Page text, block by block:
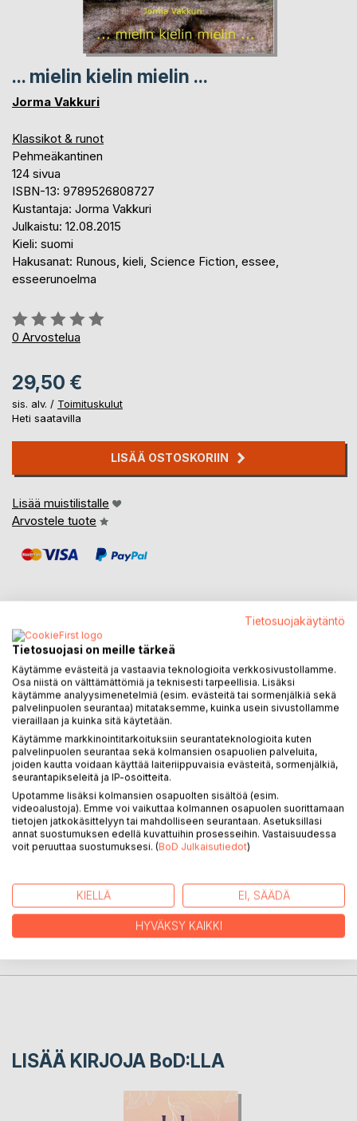
... mielin kielin mielin ...
Jorma Vakkuri
Klassikot & runot
Pehmeäkantinen
124 sivua
ISBN-13: 9789526808727
Kustantaja: Jorma Vakkuri
Julkaistu: 12.08.2015
Kieli: suomi
Hakusanat: Runous, kieli, Science Fiction, essee,
esseerunoelma
Arvostelu::
0%
0 Arvostelua
29,50 €
sis. alv. / Toimituskulut
Heti saatavilla
LISÄÄ OSTOSKORIIN
Lisää muistilistalle
Arvostele tuote
KUVAUS
”... mielin kielin mielin ...”-esseerunoelman runominä
pohdiskelee runoutta ja sen evoluutiota alkaen puolentoista
miljoonan vuoden takaa ja päättyen puolentoista miljoonan
vuoden päähän nykyhetkestä. Kerronnassa ei ole mitään
sellaista, joka ei voisi olla todeksi mahdollista, vaikka kyse
onkin fiktiosta. Ihminen oppi puhumaan pari sataa tuhatta
vuotta sitten. Silti runous syntyi jo toista miljoonaa vuotta
tätä aikaisemmin ja jatkuu vielä merkkijärjestelmien
jälkeenkin.
LEHDISTÖARVOSTELUT
LISÄÄ KIRJOJA BoD:LLA
Tietosuojakäytäntö
Tietosuojasi on meille tärkeä
Käytämme evästeitä ja vastaavia teknologioita verkkosivustollamme.
Osa niistä on välttämättömiä ja teknisesti tarpeellisia. Lisäksi
käytämme analyysimenetelmiä (esim. evästeitä tai sormenjälkiä sekä
palvelinpuolen seurantaa) mitataksemme, kuinka usein sivustollamme
vieraillaan ja kuinka sitä käytetään.
Käytämme markkinointitarkoituksiin seurantateknologioita kuten
palvelinpuolen seurantaa sekä kolmansien osapuolien palveluita,
joiden kautta voidaan käyttää laiteriippuvaisia evästeitä, sormenjälkiä,
seurantapikseleitä ja IP-osoitteita.
Upotamme lisäksi kolmansien osapuolten sisältöä (esim.
videoalustoja). Emme voi vaikuttaa kolmannen osapuolen suorittamaan
tietojen jatkokäsittelyyn tai mahdolliseen seurantaan. Asetuksillasi
annat suostumuksen edellä kuvattuihin prosesseihin. Vastaisuudessa
voit peruuttaa suostumuksesi. (BoD Julkaisutiedot)
KIELLÄ EI, SÄÄDÄ
HYVÄKSY KAIKKI